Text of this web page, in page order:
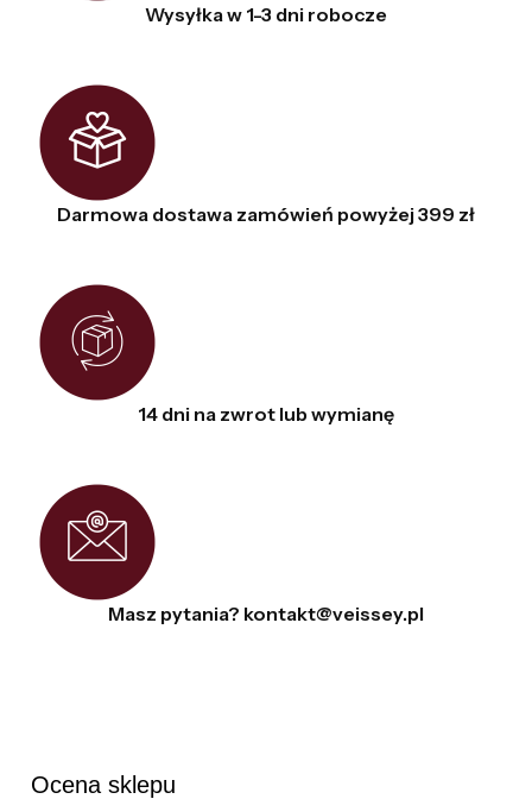
Wysyłka w 1-3 dni robocze
Darmowa dostawa zamówień powyżej 399 zł
14 dni na zwrot lub wymianę
Masz pytania? kontakt@veissey.pl
Ocena sklepu